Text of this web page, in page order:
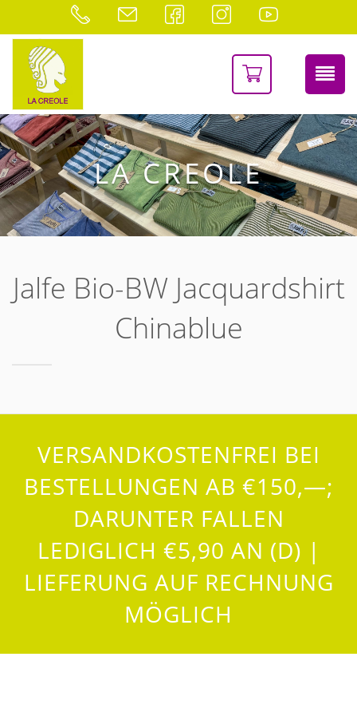
LA CREOLE
Jalfe Bio-BW Jacquardshirt
Chinablue
VERSANDKOSTENFREI BEI
BESTELLUNGEN AB €150,—;
DARUNTER FALLEN
LEDIGLICH €5,90 AN (D) |
LIEFERUNG AUF RECHNUNG
MÖGLICH